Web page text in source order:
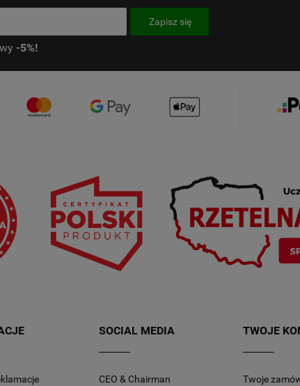
-5%!
SOCIAL MEDIA
CEO & Chairman
TWOJE
Twoje